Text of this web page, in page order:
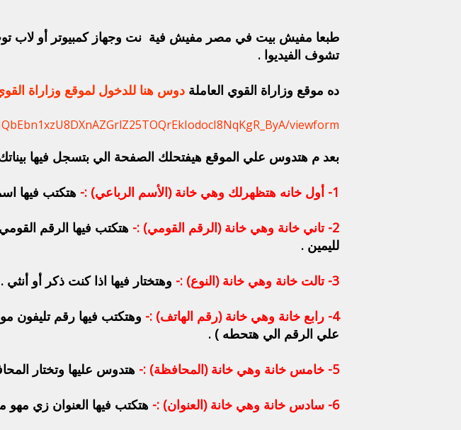
طبعا مفيش بيت في مصر مفيش فية نت وجهاز كمبيوتر أو لاب توب
تشوف الفيديوا .
ده موقع وزاراة القوي العاملة دوس هنا للدخول لموقع وزاراة
viewform
بعد م هتدوس علي الموقع هيفتحلك الصفحة الي بتسجل فيها
1- أول خانه هتظهرلك وهي خانة (الأسم الرباعي) :- هتكتب فيها
2- تاني خانة وهي خانة (الرقم القومي) :-
لليمين .
3- تالت خانة وهي خانة (النوع) :- وهتختار فيها اذا كنت ذكر أو أنثي .
4- رابع خانة وهي خانة (رقم الهاتف) :-
وهتكتب فيها رقم تليفون
علي الرقم الي هتحطه ) .
5- خامس خانة وهي خانة (المحافظة) :- هتدوس عليها وتختار
6- سادس خانة وهي خانة (العنوان) :- هتكتب فيها العنوان زي